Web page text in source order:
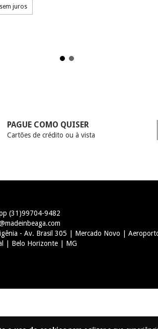
sem juros
PAGUE COMO QUISER
Cartões de crédito ou à vista
(31)99704-9482
- Av. Brasil 305 | Mercado Novo |
| Belo Horizonte | MG